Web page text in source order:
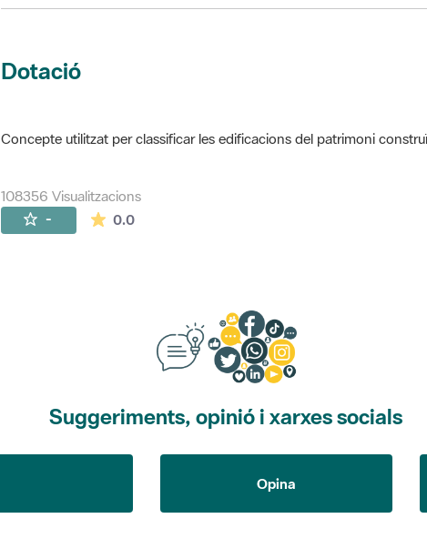
Dotació
Concepte utilitzat per classificar les edificacions del patrimoni
108356 Visualitzacions
- 0.0La mitjana de les valoracions és de 0 estrelles de
Suggeriments, opinió i xarxes socials
Opina